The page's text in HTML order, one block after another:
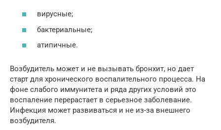
вирусные;
бактериальные;
атипичные.
Возбудитель может и не вызывать бронхит, но дает
старт для хронического воспалительного процесса. На
фоне слабого иммунитета и ряда других условий это
воспаление перерастает в серьезное заболевание.
Инфекция может развиваться и не из-за внешнего
возбудителя.